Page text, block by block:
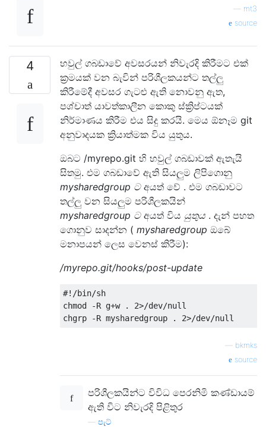
mt3
source
4
හවුල් ගබඩාවේ අවසරයන් නිවැරදි කිරීමට එක්
ක්‍රමයක් වන බැවින් පරිශීලකයන්ට තල්ලු
කිරීමේදී අවසර ගැටළු ඇති නොවනු ඇත,
පශ්චාත් යාවත්කාලීන කොකු ස්ක්‍රිප්ටයක්
නිර්මාණය කිරීම එය සිදු කරයි. මෙය ඕනෑම git
අනුවාදයක ක්‍රියාත්මක විය යුතුය.
ඔබට /myrepo.git හි හවුල් ගබඩාවක් ඇතැයි
සිතමු. එම ගබඩාවේ ඇති සියලුම ලිපිගොනු
mysharedgroup ටඅයත් වේ . එම ගබඩාවට
තල්ලු වන සියලුම පරිශීලකයින්
mysharedgroup ටඅයත් විය යුතුය . දැන් පහත
ගොනුව සාදන්න ( mysharedgroup ඔබේ
මනාපයන් ලෙස වෙනස් කිරීම):
/myrepo.git/hooks/post-update
#!/bin/sh
chmod -R g+w . 2>/dev/null
bkmks
source
පරිශීලකයින්ට විවිධ පෙරනිමි කණ්ඩායම්
ඇති විට නිවැරදි පිළිතුර
පැට්